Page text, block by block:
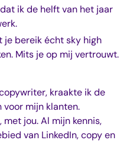
ik de helft van het jaar
je bereik écht sky high
Mits je op mij vertrouwt.
kraakte ik de
mijn klanten.
jou. Al mijn kennis,
van LinkedIn, copy en